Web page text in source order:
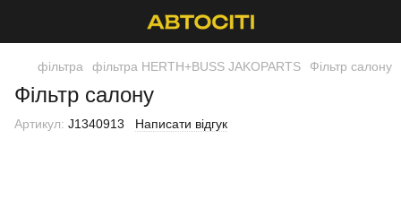
фільтра фільтра HERTH+BUSS JAKOPARTS Фільтр салону
Фільтр салону
Артикул: J1340913 Написати відгук